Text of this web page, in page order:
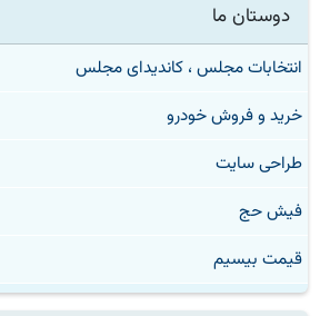
دوستان ما
انتخابات مجلس ، کاندیدای مجلس
خرید و فروش خودرو
طراحی سایت
فیش حج
قیمت بیسیم